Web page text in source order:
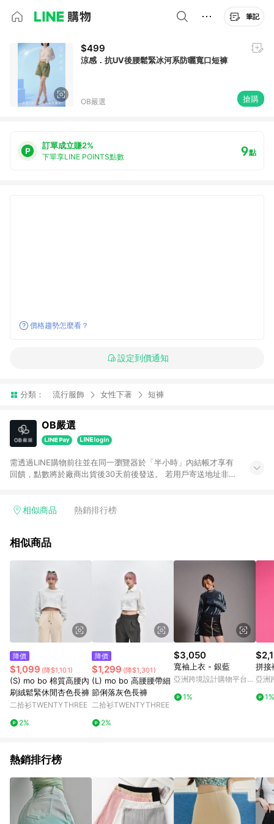
筆記
$499
涼感．抗UV後腰鬆緊冰河系防曬寬口短褲
OB嚴選 搶購
訂單成立賺2%
下單享LINE POINTS點數 9點
價格趨勢怎麼看？
設定到價通知
分類： 流行服飾 女性下著 短褲
OB嚴選
需透過LINE購物前往並在同一瀏覽器於「半小時」內結帳才享有
回饋，點數將於廠商出貨後30天前後發送。 若用戶寄送地址非台
相似商品 熱銷排行榜
相似商品
降價
$1,099 (降$1,101)
(S) mo bo 棉質高腰內
刷絨鬆緊休閒杏色長褲
二拾衫TWENTYTHREE
2%
降價
$1,299 (降$1,301)
(L) mo bo 高腰腰帶細
節俐落灰色長褲
二拾衫TWENTYTHREE
2%
$3,050
寬袖上衣 - 銀藍
亞洲跨境設計購物平台
1%
拼接
亞洲
1%
熱銷排行榜